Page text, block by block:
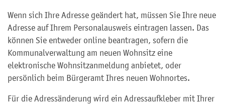
Wenn sich Ihre Adresse geändert hat, müssen Sie Ihre neue
Adresse auf Ihrem Personalausweis eintragen lassen. Das
können Sie entweder online beantragen, sofern die
Kommunalverwaltung am neuen Wohnsitz eine
elektronische Wohnsitzanmeldung anbietet, oder
persönlich beim Bürgeramt Ihres neuen Wohnortes.
Für die Adressänderung wird ein Adressaufkleber mit Ihrer